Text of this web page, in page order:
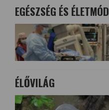
EGÉSZSÉG ÉS ÉLETMÓD
ÉLŐVILÁG